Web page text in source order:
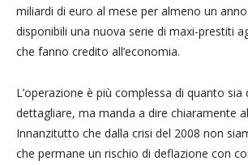
miliardi di euro al mese per almeno un
disponibili una nuova serie di maxi-prestiti
che fanno credito all’economia.
L’operazione è più complessa di quanto sia
dettagliare, ma manda a dire chiaramente
Innanzitutto che dalla crisi del 2008 non
che permane un rischio di deflazione con